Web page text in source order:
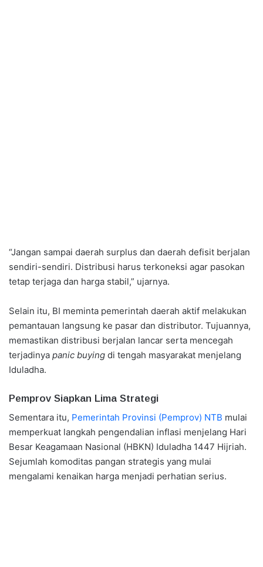
“Jangan sampai daerah surplus dan daerah defisit berjalan
sendiri-sendiri. Distribusi harus terkoneksi agar pasokan
tetap terjaga dan harga stabil,” ujarnya.
Selain itu, BI meminta pemerintah daerah aktif melakukan
pemantauan langsung ke pasar dan distributor. Tujuannya,
memastikan distribusi berjalan lancar serta mencegah
terjadinya panic buying di tengah masyarakat menjelang
Iduladha.
Pemprov Siapkan Lima Strategi
Sementara itu, Pemerintah Provinsi (Pemprov) NTB mulai
memperkuat langkah pengendalian inflasi menjelang Hari
Besar Keagamaan Nasional (HBKN) Iduladha 1447 Hijriah.
Sejumlah komoditas pangan strategis yang mulai
mengalami kenaikan harga menjadi perhatian serius.